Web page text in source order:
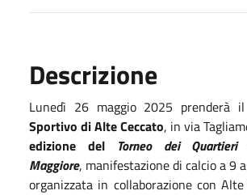
Descrizione
Lunedì 26 maggio 2025 prenderà
Sportivo di Alte Ceccato, in via
edizione del Torneo dei
Maggiore, manifestazione di calcio a 9
organizzata in collaborazione con Alte